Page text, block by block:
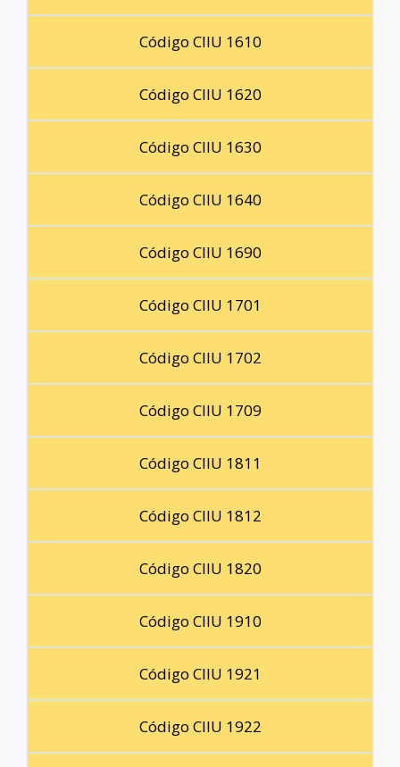
Código CIIU 1610
Código CIIU 1620
Código CIIU 1630
Código CIIU 1640
Código CIIU 1690
Código CIIU 1701
Código CIIU 1702
Código CIIU 1709
Código CIIU 1811
Código CIIU 1812
Código CIIU 1820
Código CIIU 1910
Código CIIU 1921
Código CIIU 1922